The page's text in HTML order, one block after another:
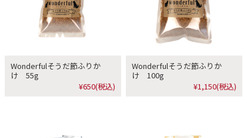
Wonderfulそうだ節ふりか
け 55g
¥650(税込)
Wonderfulそうだ節ふりか
け 100g
¥1,150(税込)